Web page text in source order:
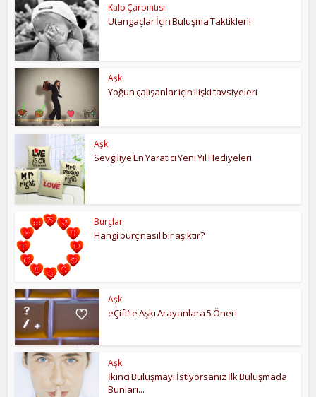
Kalp Çarpıntısı
Utangaçlar İçin Buluşma Taktikleri!
Aşk
Yoğun çalışanlar için ilişki tavsiyeleri
Aşk
Sevgiliye En Yaratıcı Yeni Yıl Hediyeleri
Burçlar
Hangi burç nasıl bir aşıktır?
Aşk
eÇift’te Aşkı Arayanlara 5 Öneri
Aşk
İkinci Buluşmayı İstiyorsanız İlk Buluşmada
Bunları...